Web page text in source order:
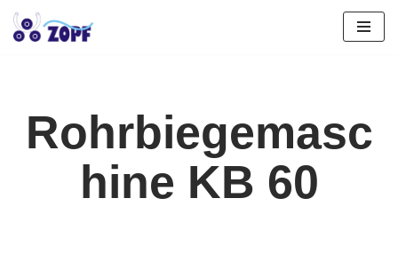
Rohrbiegemasc
hine KB 60